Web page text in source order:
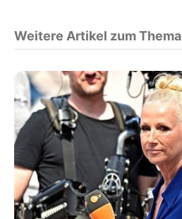
Weitere Artikel zum Thema